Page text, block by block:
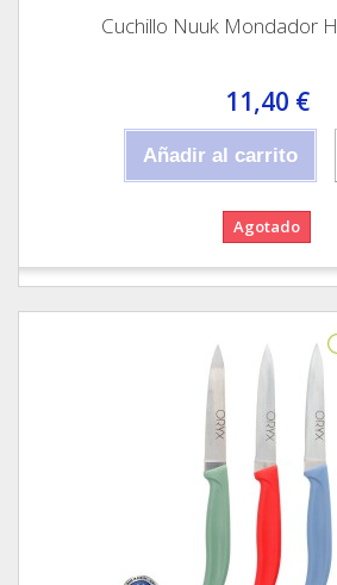
Cuchillo Nuuk Mondador
11,40 €
Añadir al carrito
Agotado